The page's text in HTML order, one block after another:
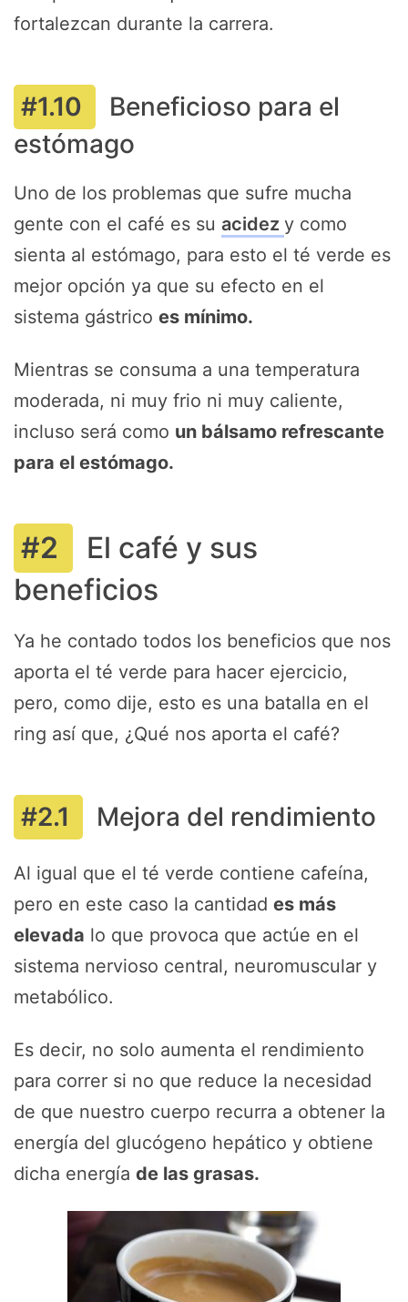
fortalezcan durante la carrera.
Beneficioso para el
estómago
Uno de los problemas que sufre mucha
gente con el café es su acidez y como
sienta al estómago, para esto el té verde es
mejor opción ya que su efecto en el
sistema gástrico es mínimo.
Mientras se consuma a una temperatura
moderada, ni muy frio ni muy caliente,
incluso será como un bálsamo refrescante
para el estómago.
El café y sus
beneficios
Ya he contado todos los beneficios que nos
aporta el té verde para hacer ejercicio,
pero, como dije, esto es una batalla en el
ring así que, ¿Qué nos aporta el café?
Mejora del rendimiento
Al igual que el té verde contiene cafeína,
pero en este caso la cantidad es más
elevada lo que provoca que actúe en el
sistema nervioso central, neuromuscular y
metabólico.
Es decir, no solo aumenta el rendimiento
para correr si no que reduce la necesidad
de que nuestro cuerpo recurra a obtener la
energía del glucógeno hepático y obtiene
dicha energía de las grasas.